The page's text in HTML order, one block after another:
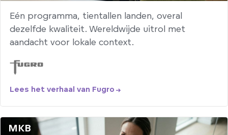
Eén programma, tientallen landen, overal
dezelfde kwaliteit. Wereldwijde uitrol met
aandacht voor lokale context.
Lees het verhaal van Fugro
MKB